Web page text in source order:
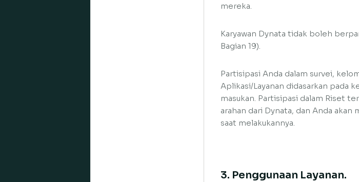
mereka.
Karyawan Dynata tidak boleh
Bagian 19).
Partisipasi Anda dalam survei,
Aplikasi/Layanan didasarkan pada
masukan. Partisipasi dalam Riset
arahan dari Dynata, dan Anda
saat melakukannya.
3. Penggunaan Layanan.